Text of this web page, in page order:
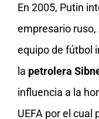
En 2005, Putin
empresario
equipo de fútbol
la petrolera
influencia a la
UEFA por el cual